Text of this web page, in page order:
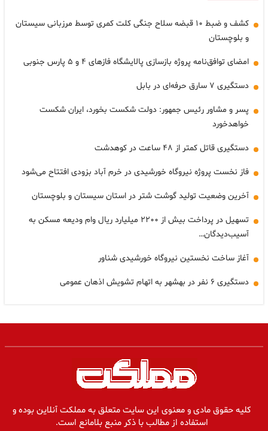
کشف و ضبط ۱۰ قبضه سلاح جنگی کلت کمری توسط مرزبانی سیستان
و بلوچستان
امضای توافق‌نامه پروژه بازسازی پالایشگاه فازهای ۴ و ۵ پارس جنوبی
دستگیری ۷ سارق حرفه‌ای در بابل
پسر و مشاور رئیس جمهور: دولت شکست بخورد، ایران شکست
خواهدخورد
دستگیری قاتل کمتر از ۴۸ ساعت در کوهدشت
فاز نخست پروژه نیروگاه خورشیدی در خرم آباد بزودی افتتاح می‌شود
آخرین وضعیت تولید گوشت شتر در استان سیستان و بلوچستان
تسهیل در پرداخت بیش از ۲۲۰۰ میلیارد ریال وام ودیعه مسکن به
آسیب‌دیدگان…
آغاز ساخت نخستین نیروگاه خورشیدی شناور
دستگیری ۶ نفر در بهشهر به اتهام تشویش اذهان عمومی
کلیه حقوق مادی و معنوی این سایت متعلق به مملکت آنلاین بوده و
استفاده از مطالب با ذکر منبع بلامانع است.